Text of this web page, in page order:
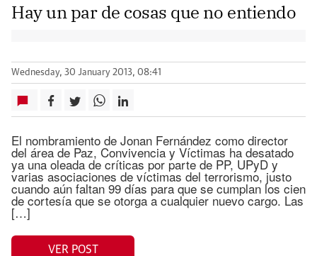
Hay un par de cosas que no entiendo
Wednesday, 30 January 2013, 08:41
El nombramiento de Jonan Fernández como director
del área de Paz, Convivencia y Víctimas ha desatado
ya una oleada de críticas por parte de PP, UPyD y
varias asociaciones de víctimas del terrorismo, justo
cuando aún faltan 99 días para que se cumplan los cien
de cortesía que se otorga a cualquier nuevo cargo. Las
[…]
VER POST